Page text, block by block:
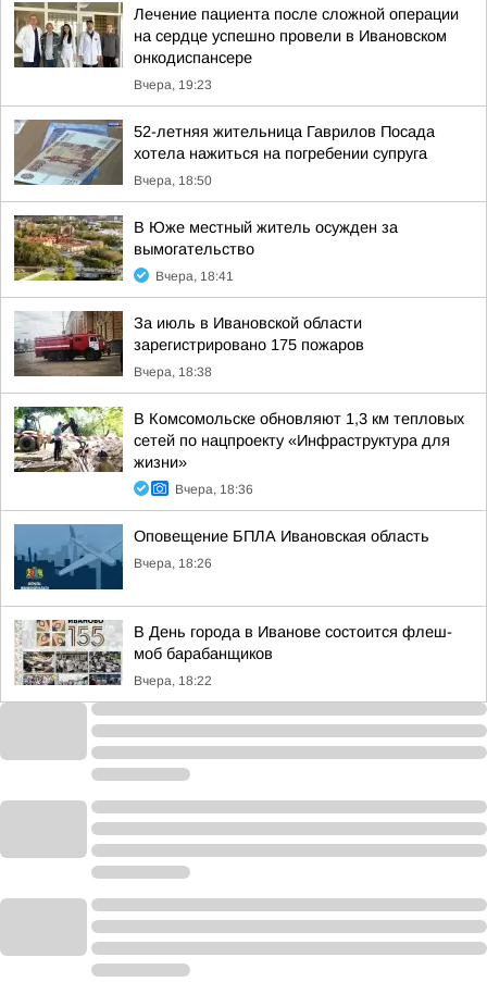
Лечение пациента после сложной операции
на сердце успешно провели в Ивановском
онкодиспансере
Вчера, 19:23
52-летняя жительница Гаврилов Посада
хотела нажиться на погребении супруга
Вчера, 18:50
В Юже местный житель осужден за
вымогательство
Вчера, 18:41
За июль в Ивановской области
зарегистрировано 175 пожаров
Вчера, 18:38
В Комсомольске обновляют 1,3 км тепловых
сетей по нацпроекту «Инфраструктура для
жизни»
Вчера, 18:36
Оповещение БПЛА Ивановская область
Вчера, 18:26
В День города в Иванове состоится флеш-
моб барабанщиков
Вчера, 18:22